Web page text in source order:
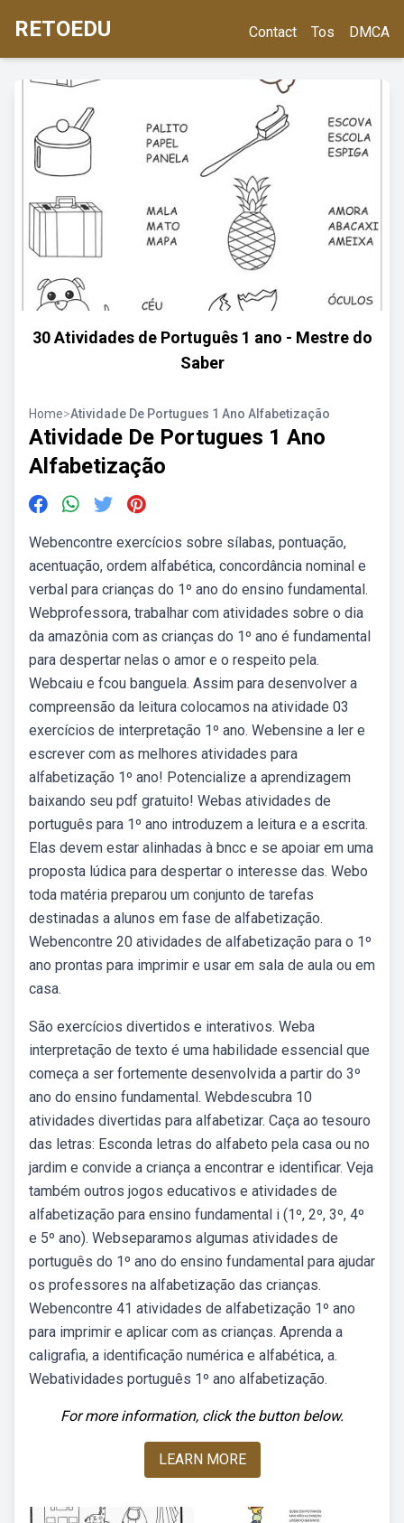
RETOEDU Contact Tos DMCA
30 Atividades de Português 1 ano - Mestre do
Saber
Home>Atividade De Portugues 1 Ano Alfabetização
Atividade De Portugues 1 Ano
Alfabetização
Webencontre exercícios sobre sílabas, pontuação,
acentuação, ordem alfabética, concordância nominal e
verbal para crianças do 1º ano do ensino fundamental.
Webprofessora, trabalhar com atividades sobre o dia
da amazônia com as crianças do 1º ano é fundamental
para despertar nelas o amor e o respeito pela.
Webcaiu e fcou banguela. Assim para desenvolver a
compreensão da leitura colocamos na atividade 03
exercícios de interpretação 1º ano. Webensine a ler e
escrever com as melhores atividades para
alfabetização 1º ano! Potencialize a aprendizagem
baixando seu pdf gratuito! Webas atividades de
português para 1º ano introduzem a leitura e a escrita.
Elas devem estar alinhadas à bncc e se apoiar em uma
proposta lúdica para despertar o interesse das. Webo
toda matéria preparou um conjunto de tarefas
destinadas a alunos em fase de alfabetização.
Webencontre 20 atividades de alfabetização para o 1º
ano prontas para imprimir e usar em sala de aula ou em
casa.
São exercícios divertidos e interativos. Weba
interpretação de texto é uma habilidade essencial que
começa a ser fortemente desenvolvida a partir do 3º
ano do ensino fundamental. Webdescubra 10
atividades divertidas para alfabetizar. Caça ao tesouro
das letras: Esconda letras do alfabeto pela casa ou no
jardim e convide a criança a encontrar e identificar. Veja
também outros jogos educativos e atividades de
alfabetização para ensino fundamental i (1º, 2º, 3º, 4º
e 5º ano). Webseparamos algumas atividades de
português do 1º ano do ensino fundamental para ajudar
os professores na alfabetização das crianças.
Webencontre 41 atividades de alfabetização 1º ano
para imprimir e aplicar com as crianças. Aprenda a
caligrafia, a identificação numérica e alfabética, a.
Webatividades português 1º ano alfabetização.
For more information, click the button below.
LEARN MORE